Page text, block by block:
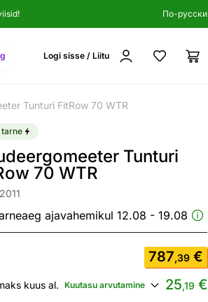
По-русски
Logi sisse / Liitu
Tunturi FitRow 70 WTR
tarne
Tunturi
70 WTR
ajavahemikul 12.08 - 19.08
787,39€
kuus al. Kuutasu arvutamine 25,19 €